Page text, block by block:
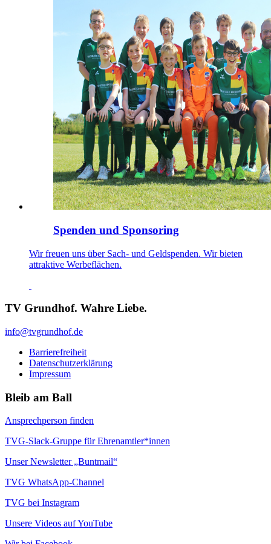
Spenden und Sponsoring
Wir freuen uns über Sach- und Geldspenden. Wir bieten
attraktive Werbeflächen.
TV Grundhof. Wahre Liebe.
info@tvgrundhof.de
Barrierefreiheit
Datenschutzerklärung
Impressum
Bleib am Ball
Ansprechperson finden
TVG-Slack-Gruppe für Ehrenamtler*innen
Unser Newsletter „Buntmail“
TVG WhatsApp-Channel
TVG bei Instagram
Unsere Videos auf YouTube